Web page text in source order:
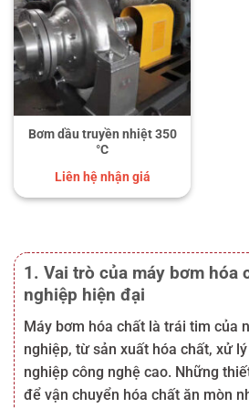
Bơm dầu truyền nhiệt 350
°C
Liên hệ nhận giá
1. Vai trò của máy bơm hóa
nghiệp hiện đại
Máy bơm hóa chất là trái tim của
nghiệp, từ sản xuất hóa chất, xử
nghiệp công nghệ cao. Những
để vận chuyển hóa chất ăn mòn